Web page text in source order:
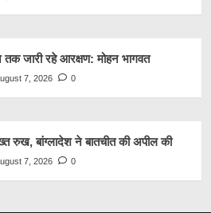
जारी रहे आरक्षण: मोहन भागवत
7, 2026 0
रुख, बांग्लादेश ने बातचीत की अपील की
7, 2026 0